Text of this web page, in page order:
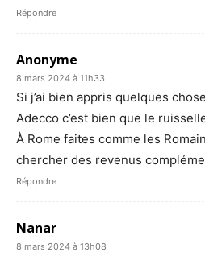
Répondre
Anonyme
8 mars 2024 à 11h33
Si j’ai bien appris quelques
Adecco c’est bien que le
À Rome faites comme les
chercher des revenus
Répondre
Nanar
8 mars 2024 à 13h08